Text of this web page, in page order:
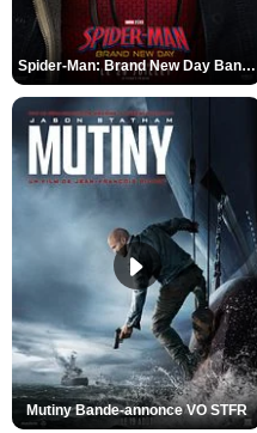
Spider-Man: Brand New Day Bande-annonce VO STFR
Mutiny Bande-annonce VO STFR